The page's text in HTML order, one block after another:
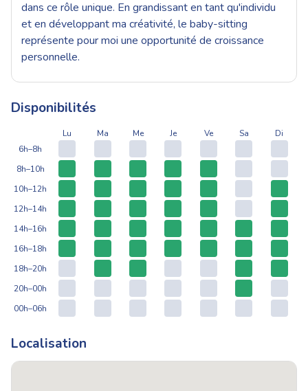
dans ce rôle unique. En grandissant en tant qu'individu
et en développant ma créativité, le baby-sitting
représente pour moi une opportunité de croissance
personnelle.
Disponibilités
Lu Ma Me Je Ve Sa
Di
6h–8h
8h–10h
10h–12h
12h–14h
14h–16h
16h–18h
18h–20h
20h–00h
00h–06h
Localisation